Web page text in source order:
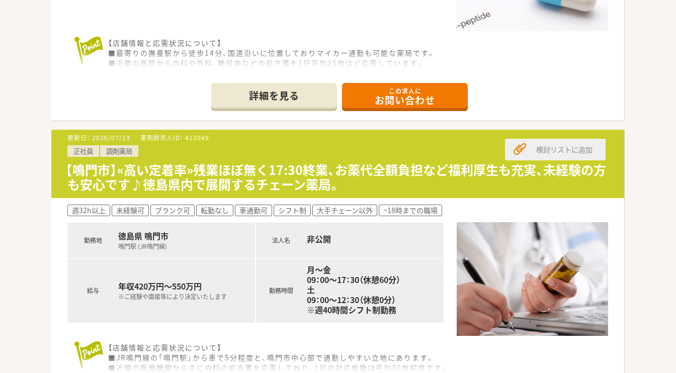
【店舗情報と応需状況について】
■最寄りの撫養駅から徒歩14分、国道沿いに位置しておりマイカー通勤も可能な薬局です。
■近隣の医院から内科や外科、糖尿病などの処方箋を1日平均25枚ほど応需しています。
■現管理薬剤師の退職に伴う欠員補充であり、即戦力として活躍できる経験者を求めています。
■調剤経験が3年以上あり、一人薬剤師の時間帯も安心して対応できる方を歓迎いたします。
■地域医療に貢献したいという意欲があり、患者様に優しく寄り添えるお人柄の方を求めます。
【法人特徴について】
■鳴門市内に2店舗を展開し、患者様第一主義を掲げて地域医療に貢献している企業です。
■近隣の医療機関と密に連携を取っており、疑義照会や情報共有がスムーズに行える環境です。
■地域密着型の経営方針で、患者様一人ひとりと顔の見える関係性を築くことを大切にします。
【求人情報について】
■年収は最低550万円からのスタートとなり、ご経験次第で600万円以上も相談可能です。
■賞与は年3回支給される実績があり、日々の頑張りがしっかりと収入に反映される仕組みです。
■資格手当や管理薬剤師手当など、職能に応じた手当が充実しており安定した収入が得られます。
詳細を見る この求人に
お問い合わせ
更新日： 2026/07/23 薬剤師求人ID： 413049
正社員 調剤薬局
【鳴門市】«高い定着率»残業ほぼ無く17:30終業、お薬代全額負担など福利厚生も充実、未経験の方
も安心です♪徳島県内で展開するチェーン薬局。
検討リストに追加
週32h以上 未経験可 ブランク可 転勤なし 車通勤可 シフト制 大手チェーン以外 ~18時までの職場
勤務地 徳島県 鳴門市
鳴門駅 (JR鳴門線)
給与 年収420万円～550万円
※ご経験や面接等により決定いたします
法人名 非公開
勤務時間
月～金
09：00～17：30（休憩60分）
土
09：00～12：30（休憩0分）
※週40時間シフト制勤務
【店舗情報と応需状況について】
■JR鳴門線の「鳴門駅」から車で5分程度と、鳴門市中心部で通勤しやすい立地にあります。
■近隣の医療機関から主に内科の処方箋を応需しており、1日の対応枚数は平均30枚程度です。